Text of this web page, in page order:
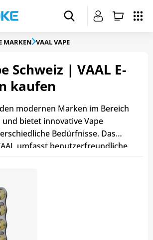
MARKEN VAAL VAPE
Schweiz | VAAL E-
kaufen
modernen Marken im Bereich
und bietet innovative Vape
Bedürfnisse. Das
umfasst benutzerfreundliche
Kombination aus einfacher
Geschmacksentwicklung
Technologie spricht VAAL sowohl
erfahrene Dampfer an.
ERA Smoke originale